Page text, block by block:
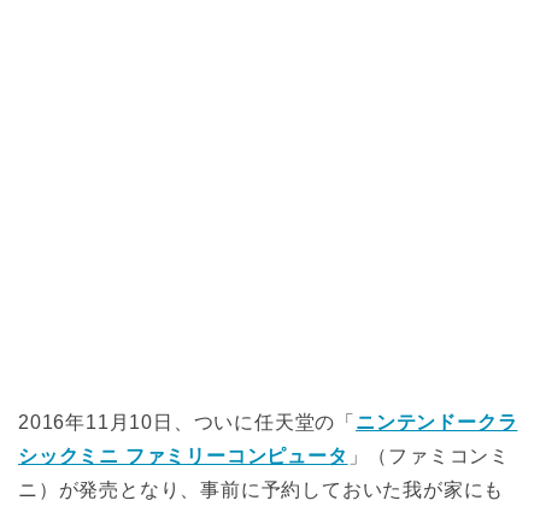
2016年11月10日、ついに任天堂の「 ニンテンドークラ
シックミニ ファミリーコンピュータ 」（ファミコンミ
ニ）が発売となり、事前に予約しておいた我が家にも